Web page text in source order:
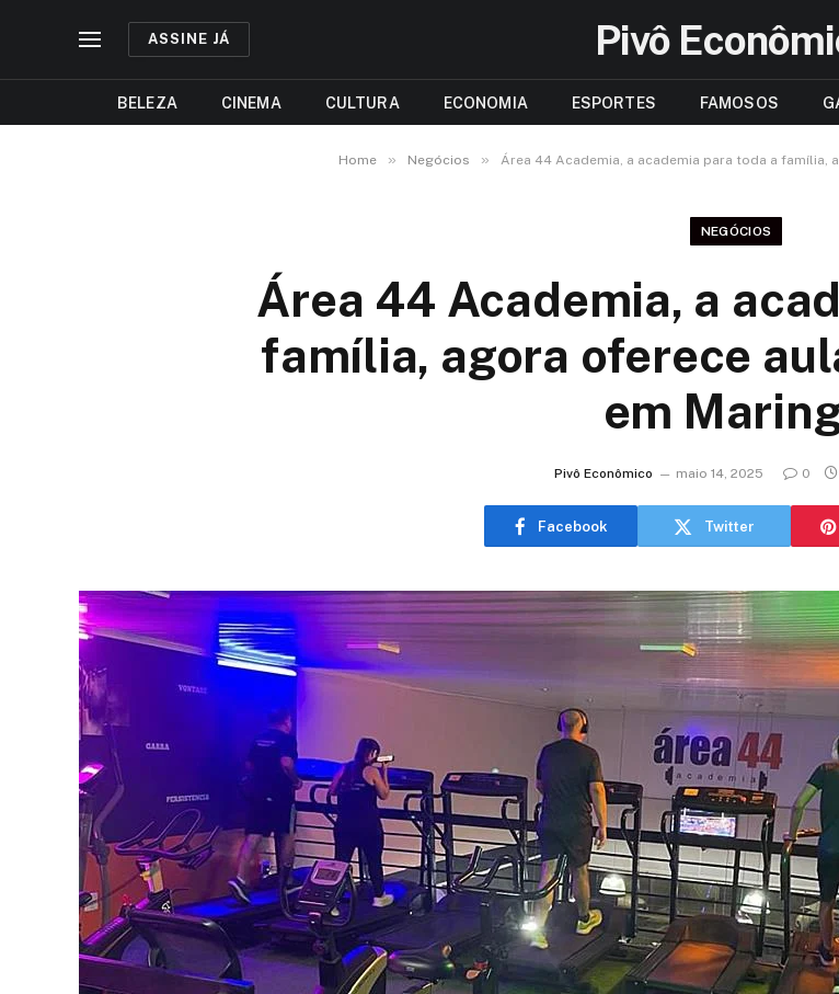
ASSINE JÁ Pivô
BELEZA CINEMA CULTURA ECONOMIA ESPORTES FAMOSOS
Home » Negócios » Área 44 Academia, a academia para toda a família,
NEGÓCIOS
Área 44 Academia, a
família, agora oferece
em
Pivô Econômico maio 14, 2025 0
Facebook Twitter